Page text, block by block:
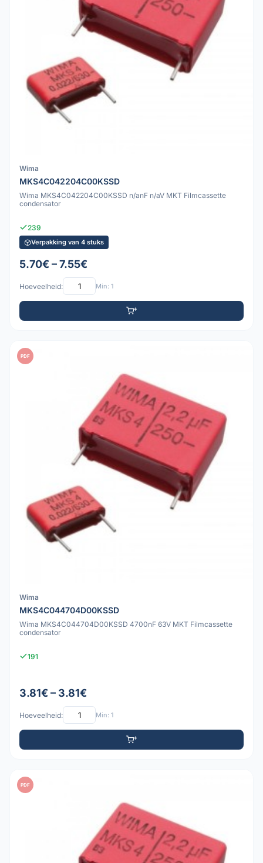
Wima
MKS4C042204C00KSSD
Wima MKS4C042204C00KSSD n/anF n/aV MKT Filmcassette
condensator
239
Verpakking van 4 stuks
5.70€ – 7.55€
Hoeveelheid: Min: 1
PDF
Wima
MKS4C044704D00KSSD
Wima MKS4C044704D00KSSD 4700nF 63V MKT Filmcassette
condensator
191
3.81€ – 3.81€
Hoeveelheid: Min: 1
PDF